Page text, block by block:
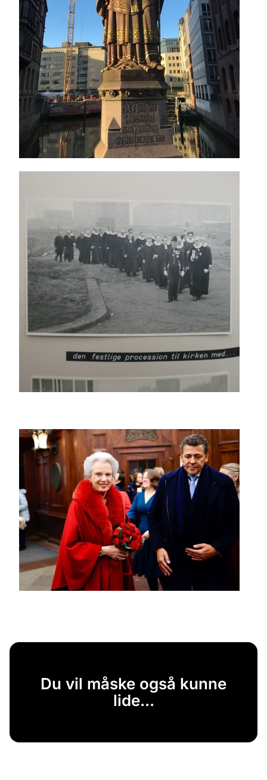
Du vil måske også kunne
lide...